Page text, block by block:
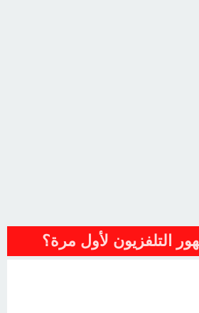
التلفزيون لأول مرة؟